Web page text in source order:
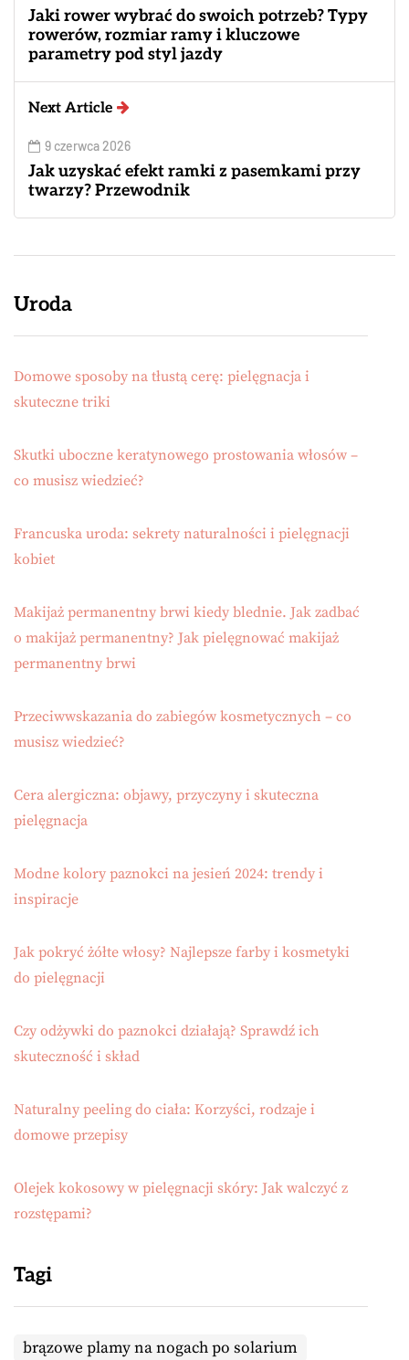
Jaki rower wybrać do swoich potrzeb? Typy
rowerów, rozmiar ramy i kluczowe
parametry pod styl jazdy
Next Article
9 czerwca 2026
Jak uzyskać efekt ramki z pasemkami przy
twarzy? Przewodnik
Uroda
Domowe sposoby na tłustą cerę: pielęgnacja i
skuteczne triki
Skutki uboczne keratynowego prostowania włosów –
co musisz wiedzieć?
Francuska uroda: sekrety naturalności i pielęgnacji
kobiet
Makijaż permanentny brwi kiedy blednie. Jak zadbać
o makijaż permanentny? Jak pielęgnować makijaż
permanentny brwi
Przeciwwskazania do zabiegów kosmetycznych – co
musisz wiedzieć?
Cera alergiczna: objawy, przyczyny i skuteczna
pielęgnacja
Modne kolory paznokci na jesień 2024: trendy i
inspiracje
Jak pokryć żółte włosy? Najlepsze farby i kosmetyki
do pielęgnacji
Czy odżywki do paznokci działają? Sprawdź ich
skuteczność i skład
Naturalny peeling do ciała: Korzyści, rodzaje i
domowe przepisy
Olejek kokosowy w pielęgnacji skóry: Jak walczyć z
rozstępami?
Tagi
brązowe plamy na nogach po solarium